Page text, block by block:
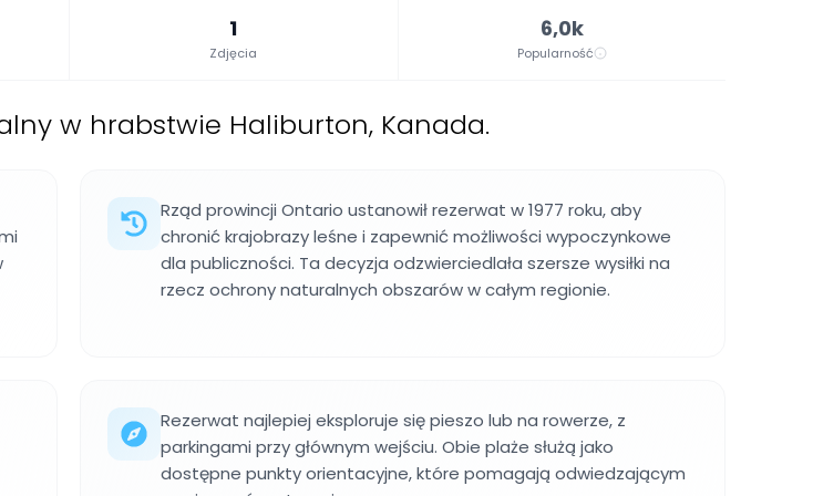
1
Zdjęcia
6,0k
Popularność
w hrabstwie Haliburton, Kanada.
Rząd prowincji Ontario ustanowił rezerwat w 1977 roku, aby
chronić krajobrazy leśne i zapewnić możliwości wypoczynkowe
dla publiczności. Ta decyzja odzwierciedlała szersze wysiłki na
rzecz ochrony naturalnych obszarów w całym regionie.
Rezerwat najlepiej eksploruje się pieszo lub na rowerze, z
parkingami przy głównym wejściu. Obie plaże służą jako
dostępne punkty orientacyjne, które pomagają odwiedzającym